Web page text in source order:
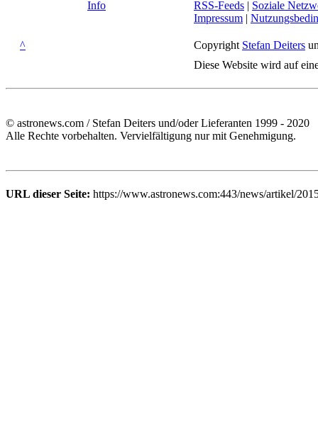
Info
RSS-Feeds | Soziale
Impressum |
^ Copyright Stefan Deiters
Diese Website wird auf
© astronews.com / Stefan Deiters und/oder Lieferanten 1999 - 2020
Alle Rechte vorbehalten. Vervielfältigung nur mit Genehmigung.
URL dieser Seite: https://www.astronews.com:443/news/artikel/